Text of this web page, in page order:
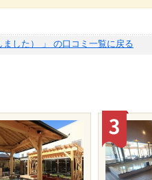
ました） 」 の口コミ一覧に戻る